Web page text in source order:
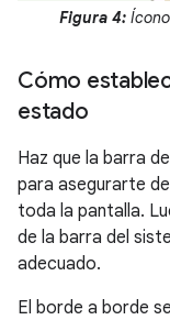
Figura 4:Ícono
Cómo
estado
Haz que la barra
para asegurarte
toda la pantalla.
de la barra del
adecuado.
El borde a borde